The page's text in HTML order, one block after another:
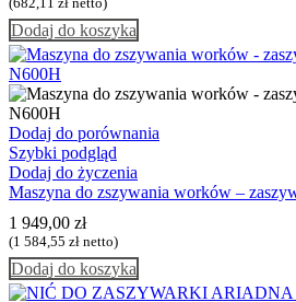
Dodaj do koszyka
Dodaj do porównania
Szybki podgląd
Dodaj do życzenia
Maszyna do zszywania worków –
1 949,00 zł
(1 584,55 zł netto)
Dodaj do koszyka